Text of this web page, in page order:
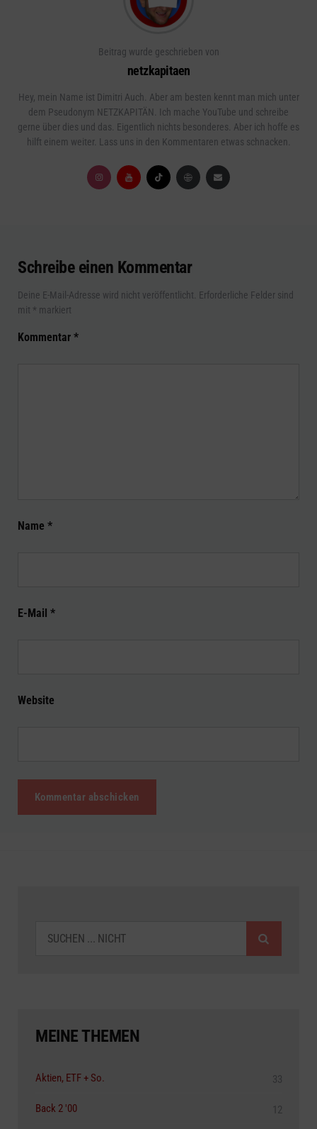
Beitrag wurde geschrieben von
netzkapitaen
Hey, mein Name ist Dimitri Auch. Aber am besten kennt man mich unter
dem Pseudonym NETZKAPITÄN. Ich mache YouTube und schreibe
gerne über dies und das. Eigentlich nichts besonderes. Aber ich hoffe es
hilft einem weiter. Lass uns in den Kommentaren etwas schnacken.
Schreibe einen Kommentar
Deine E-Mail-Adresse wird nicht veröffentlicht. Erforderliche Felder sind
mit * markiert
Kommentar *
Name *
E-Mail *
Website
MEINE THEMEN
Aktien, ETF + So. 33
Back 2 '00 12